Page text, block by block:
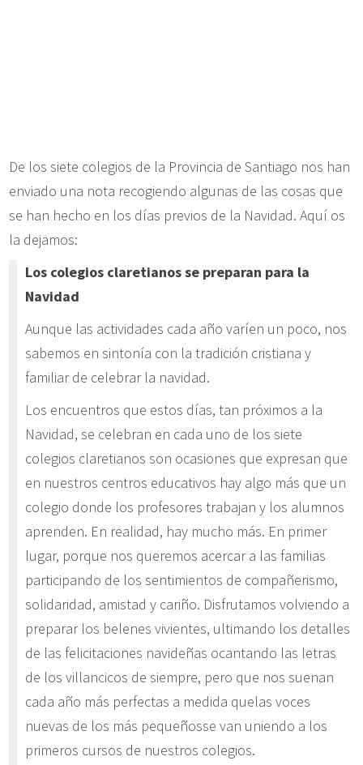
De los siete colegios de la Provincia de Santiago nos han
enviado una nota recogiendo algunas de las cosas que
se han hecho en los días previos de la Navidad. Aquí os
la dejamos:
Los colegios claretianos se preparan para la
Navidad
Aunque las actividades cada año varíen un poco, nos
sabemos en sintonía con la tradición cristiana y
familiar de celebrar la navidad.
Los encuentros que estos días, tan próximos a la
Navidad, se celebran en cada uno de los siete
colegios claretianos son ocasiones que expresan que
en nuestros centros educativos hay algo más que un
colegio donde los profesores trabajan y los alumnos
aprenden. En realidad, hay mucho más. En primer
lugar, porque nos queremos acercar a las familias
participando de los sentimientos de compañerismo,
solidaridad, amistad y cariño. Disfrutamos volviendo a
preparar los belenes vivientes, ultimando los detalles
de las felicitaciones navideñas ocantando las letras
de los villancicos de siempre, pero que nos suenan
cada año más perfectas a medida quelas voces
nuevas de los más pequeñosse van uniendo a los
primeros cursos de nuestros colegios.